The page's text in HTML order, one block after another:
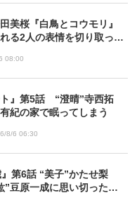
美桜『白鳥とコウモリ』
る2人の表情を切り取った
08:00
ト』第5話 “澄晴”寺西拓
紀の家で眠ってしまう
8/6 06:30
』第6話 “美子”かたせ梨
”豆原一成に思い切ったプ